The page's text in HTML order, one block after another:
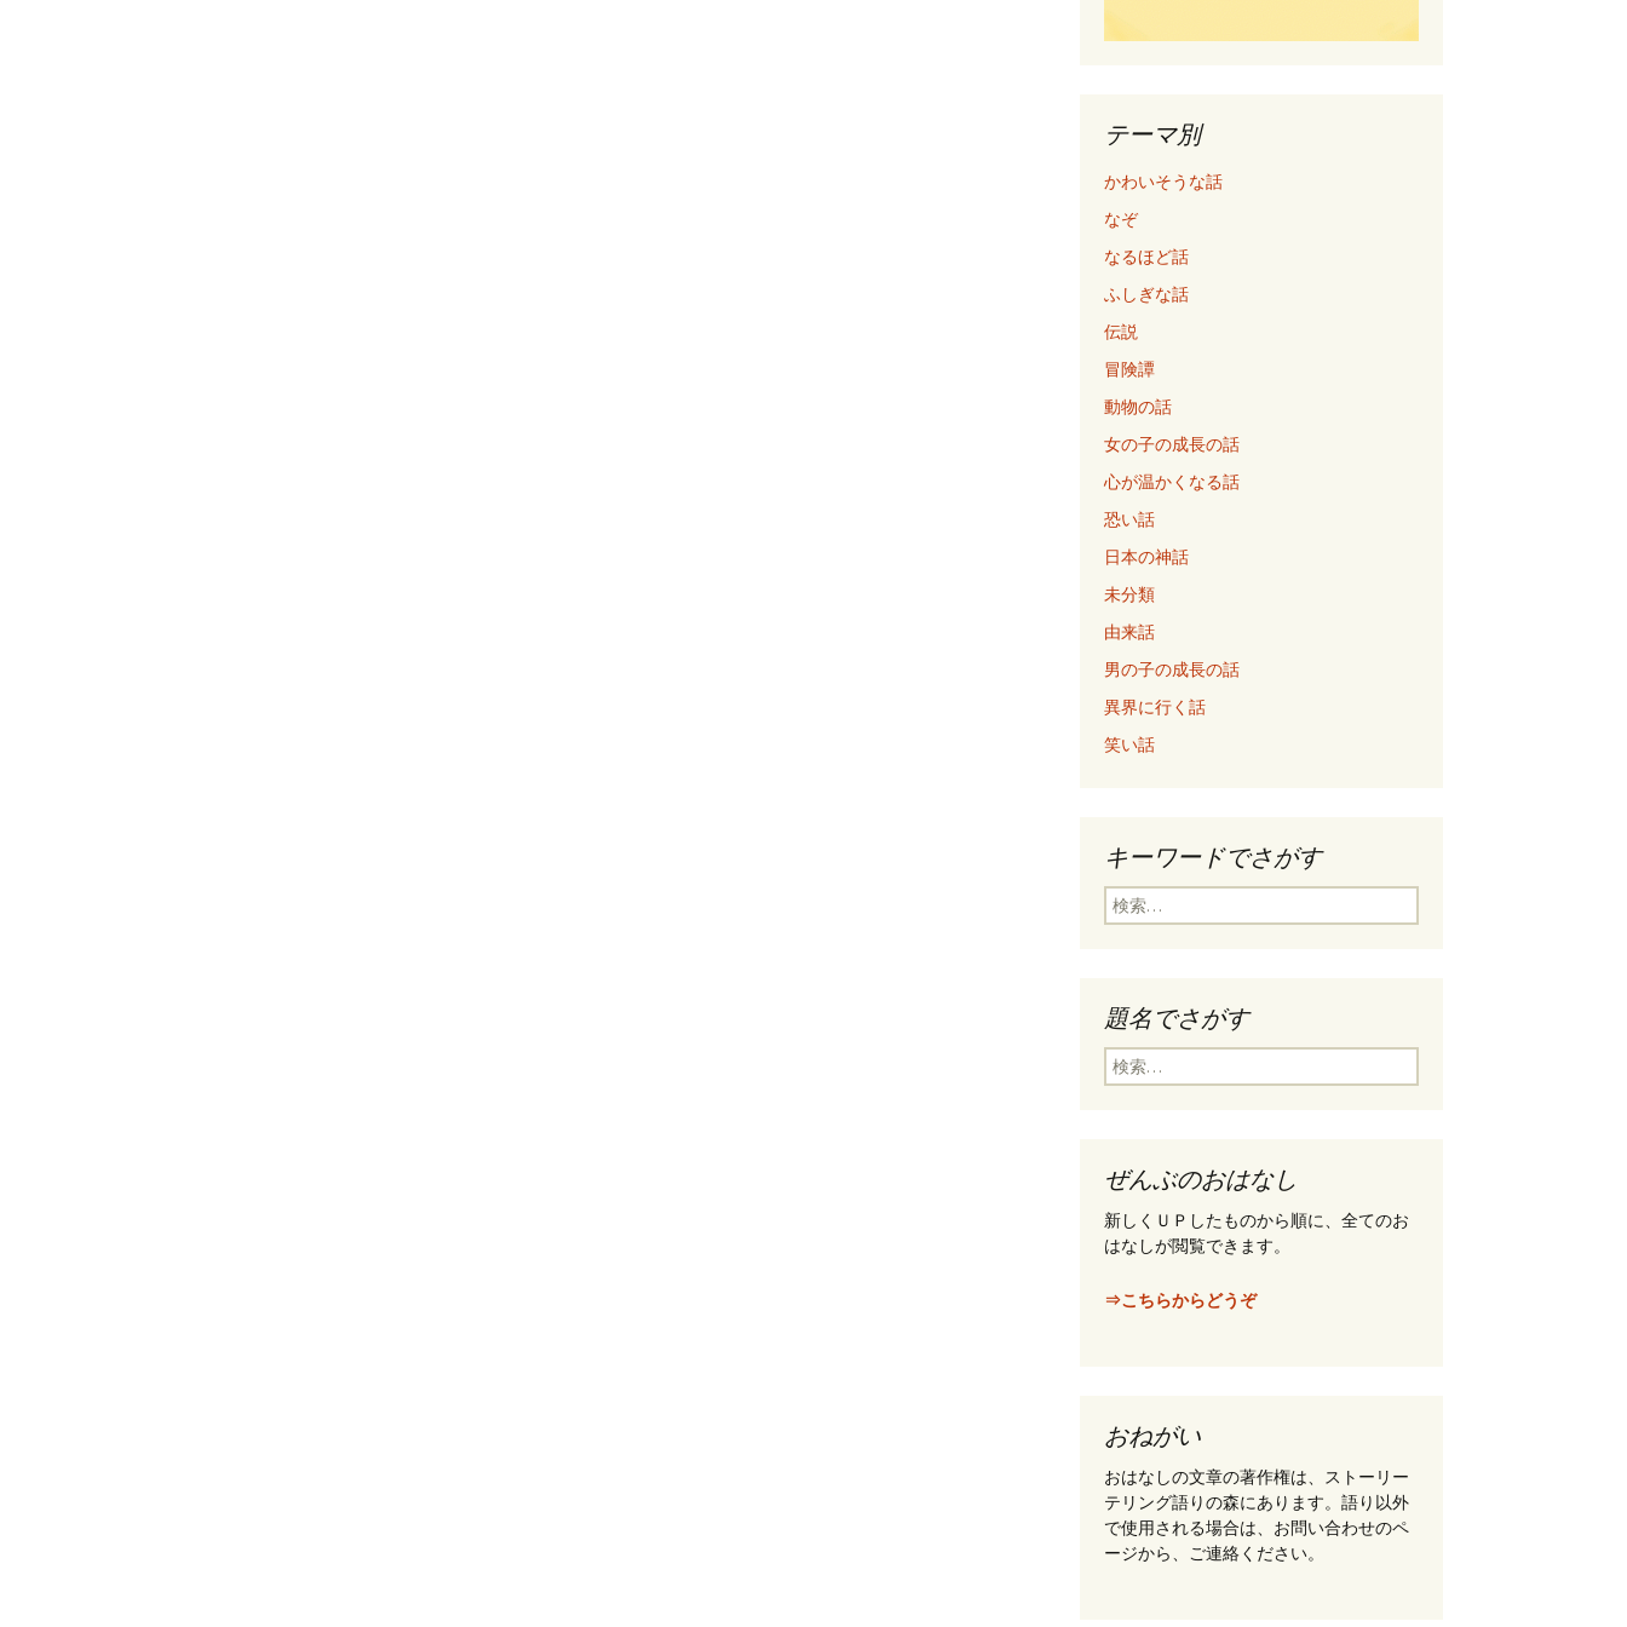
テーマ別
かわいそうな話
なぞ
なるほど話
ふしぎな話
伝説
冒険譚
動物の話
女の子の成長の話
心が温かくなる話
恐い話
日本の神話
未分類
由来話
男の子の成長の話
異界に行く話
笑い話
キーワードでさがす
検
索
題名でさがす
検
索
ぜんぶのおはなし
新しくＵＰしたものから順に、全てのお
はなしが閲覧できます。
⇒こちらからどうぞ
おねがい
おはなしの文章の著作権は、ストーリー
テリング語りの森にあります。語り以外
で使用される場合は、お問い合わせのペ
ージから、ご連絡ください。